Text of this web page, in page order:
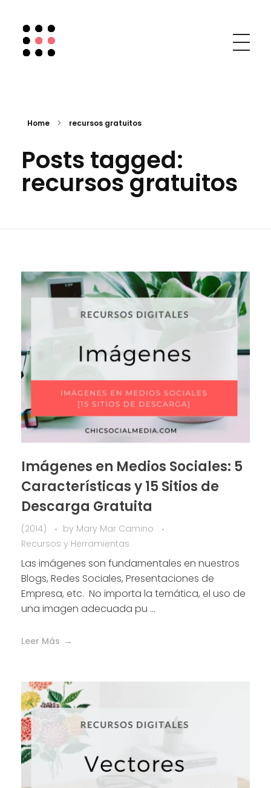
Home recursos gratuitos
Posts tagged:
recursos gratuitos
Imágenes en Medios Sociales: 5
Características y 15 Sitios de
Descarga Gratuita
(2014) by Mary Mar Camino
Recursos y Herramientas
Las imágenes son fundamentales en nuestros
Blogs, Redes Sociales, Presentaciones de
Empresa, etc. No importa la temática, el uso de
una imagen adecuada pu ...
Leer Más